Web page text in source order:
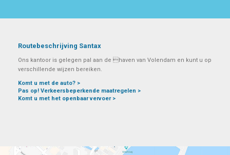
Routebeschrijving Santax
Ons kantoor is gelegen pal aan de haven van Volendam en kunt u op
verschillende wijzen bereiken.
Komt u met de auto? >
Pas op! Verkeersbeperkende maatregelen >
Komt u met het openbaar vervoer >